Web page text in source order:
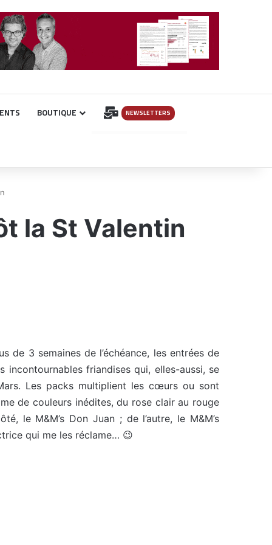
BOUTIQUE INSCRIPTION
NEWSLETTERS
la St Valentin
de 3 semaines de l’échéance, les entrées de
friandises qui, elles-aussi, se
Les packs multiplient les cœurs ou sont
de couleurs inédites, du rose clair au rouge
le M&M’s Don Juan ; de l’autre, le M&M’s
qui me les réclame… 😉